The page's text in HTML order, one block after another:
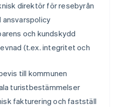
direktör för resebyrån
ansvarspolicy
och kundskydd
(t.ex. integritet och
till kommunen
turistbestämmelser
fakturering och fastställ